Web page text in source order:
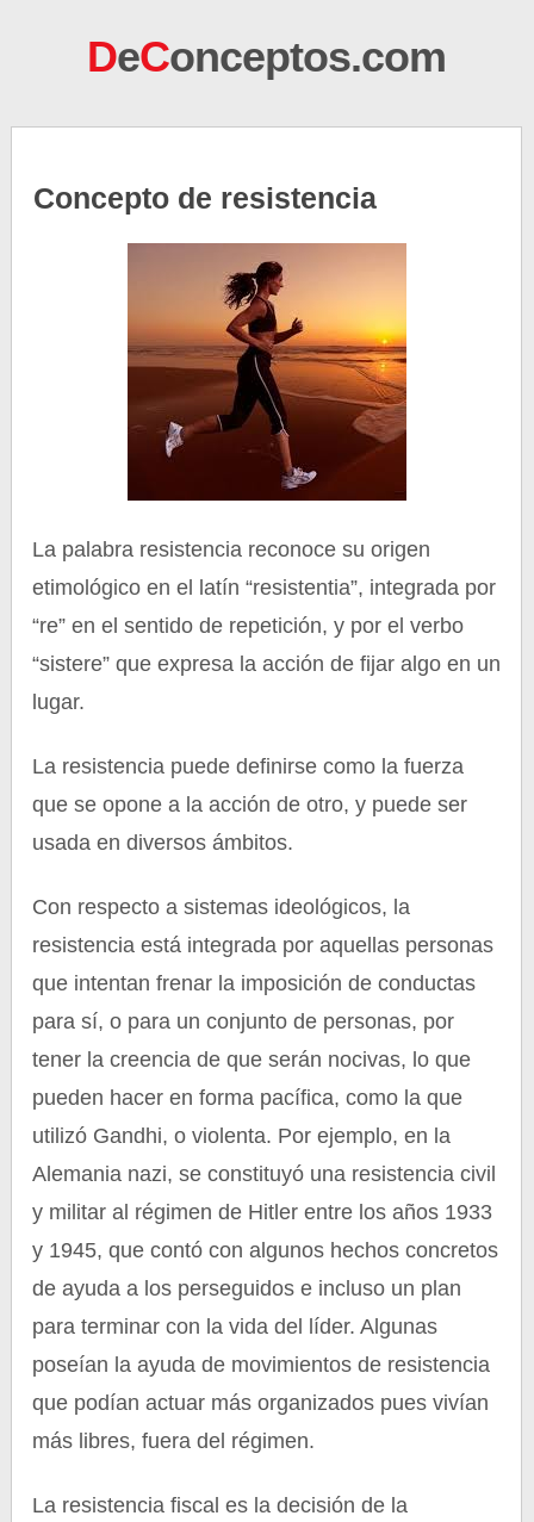
DeConceptos.com
Concepto de resistencia
La palabra resistencia reconoce su origen
etimológico en el latín “resistentia”, integrada por
“re” en el sentido de repetición, y por el verbo
“sistere” que expresa la acción de fijar algo en un
lugar.
La resistencia puede definirse como la fuerza
que se opone a la acción de otro, y puede ser
usada en diversos ámbitos.
Con respecto a sistemas ideológicos, la
resistencia está integrada por aquellas personas
que intentan frenar la imposición de conductas
para sí, o para un conjunto de personas, por
tener la creencia de que serán nocivas, lo que
pueden hacer en forma pacífica, como la que
utilizó Gandhi, o violenta. Por ejemplo, en la
Alemania nazi, se constituyó una resistencia civil
y militar al régimen de Hitler entre los años 1933
y 1945, que contó con algunos hechos concretos
de ayuda a los perseguidos e incluso un plan
para terminar con la vida del líder. Algunas
poseían la ayuda de movimientos de resistencia
que podían actuar más organizados pues vivían
más libres, fuera del régimen.
La resistencia fiscal es la decisión de la